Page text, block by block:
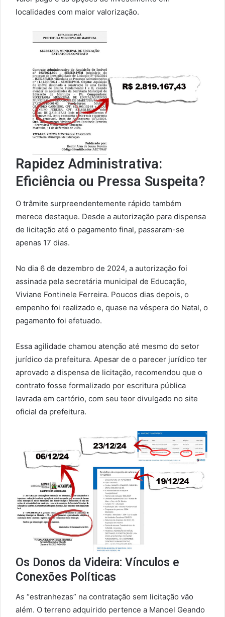
localidades com maior valorização.
Rapidez Administrativa:
Eficiência ou Pressa Suspeita?
O trâmite surpreendentemente rápido também
merece destaque. Desde a autorização para dispensa
de licitação até o pagamento final, passaram-se
apenas 17 dias.
No dia 6 de dezembro de 2024, a autorização foi
assinada pela secretária municipal de Educação,
Viviane Fontinele Ferreira. Poucos dias depois, o
empenho foi realizado e, quase na véspera do Natal, o
pagamento foi efetuado.
Essa agilidade chamou atenção até mesmo do setor
jurídico da prefeitura. Apesar de o parecer jurídico ter
aprovado a dispensa de licitação, recomendou que o
contrato fosse formalizado por escritura pública
lavrada em cartório, com seu teor divulgado no site
oficial da prefeitura.
Os Donos da Videira: Vínculos e
Conexões Políticas
As “estranhezas” na contratação sem licitação vão
além. O terreno adquirido pertence a Manoel Geando